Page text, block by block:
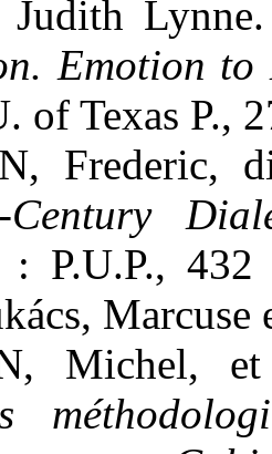
Judith
Emotion
of Texas P.,
Frederic,
Century
: P.U.P.,
Marcuse
Michel, et